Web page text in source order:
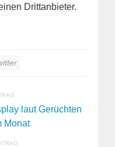
Drittanbieter.
laut Gerüchten
Monat